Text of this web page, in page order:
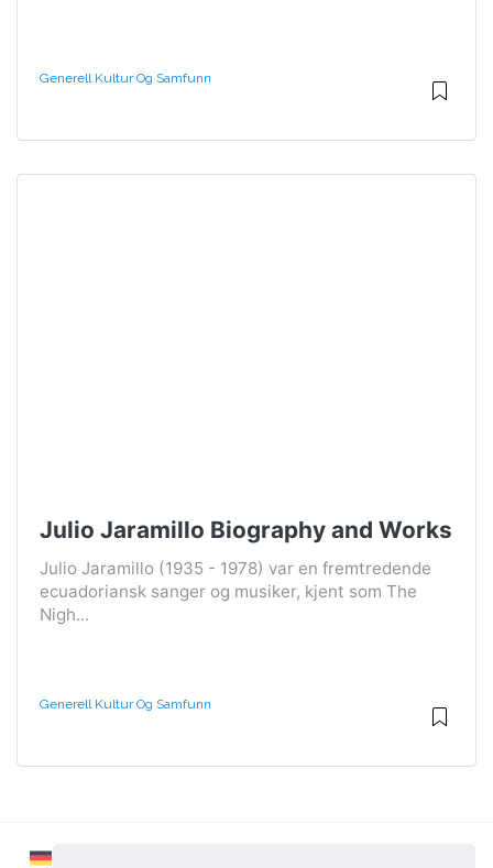
Generell Kultur Og Samfunn
Julio Jaramillo Biography and Works
Julio Jaramillo (1935 - 1978) var en fremtredende
ecuadoriansk sanger og musiker, kjent som The
Nigh...
Generell Kultur Og Samfunn